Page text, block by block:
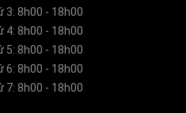
mm
hiệu suất làm sạch vượt trội,
3: 8h00 - 18h00
4: 8h00 - 18h00
5: 8h00 - 18h00
6: 8h00 - 18h00
7: 8h00 - 18h00